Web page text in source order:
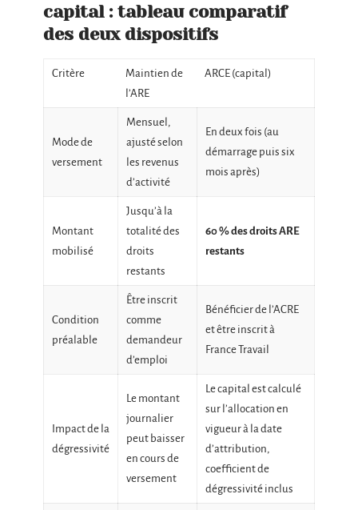
capital : tableau comparatif
des deux dispositifs
Critère
Maintien de
l’ARE
ARCE (capital)
Mode de
versement
Mensuel,
ajusté selon
les revenus
d’activité
En deux fois (au
démarrage puis six
mois après)
Montant
mobilisé
Jusqu’à la
totalité des
droits
restants
60 % des droits ARE
restants
Condition
préalable
Être inscrit
comme
demandeur
d’emploi
Bénéficier de l’ACRE
et être inscrit à
France Travail
Impact de la
dégressivité
Le montant
journalier
peut baisser
en cours de
versement
Le capital est calculé
sur l’allocation en
vigueur à la date
d’attribution,
coefficient de
dégressivité inclus